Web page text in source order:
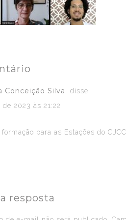
Conceição Silva
disse:
2023 às 21:22
para as Estações do
resposta